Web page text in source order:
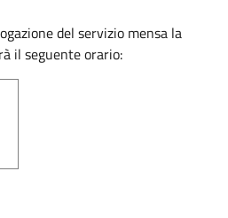
del servizio mensa la
il seguente orario: